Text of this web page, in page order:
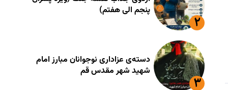
پنجم الی هفتم)
دسته‌ی عزاداری نوجوانان مبارز امام
شهید شهر مقدس قم